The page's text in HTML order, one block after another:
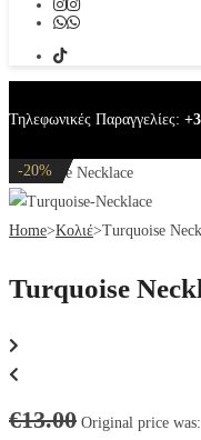
Τηλεφωνικές Παραγγελίες:
Turquoise Necklace
-20%
Home>Κολιέ>Turquoise
Turquoise
€13.00 Original price
-20%
-20%
-30%
-20%